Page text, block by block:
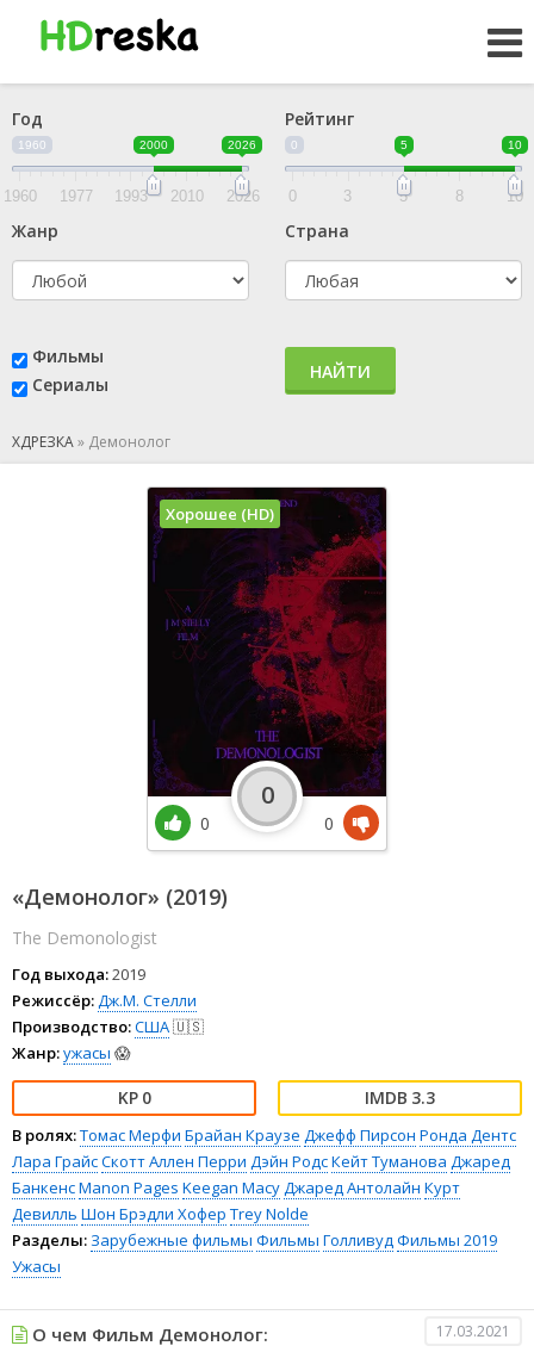
Год
1960 2000 2026
1960 1977 1993 2010 2026
Рейтинг
0 5 10
0 3 5 8 10
Жанр Страна
Фильмы
Сериалы
НАЙТИ
ХДРЕЗКА» Демонолог
«Демонолог» (2019)
The Demonologist
Год выхода:2019
Режиссёр:Дж.М. Стелли
Производство:США🇺🇸
Жанр:ужасы 😱
0 3.3
В ролях:Томас Мерфи Брайан Краузе Джефф Пирсон Ронда Дентс
Лара ГрайсСкотт Аллен Перри Дэйн РодсКейт Туманова Джаред
БанкенсManon Pages Keegan MacyДжаред Антолайн Курт
Девилль Шон Брэдли Хофер Trey Nolde
Разделы: Зарубежные фильмы Фильмы ГолливудФильмы 2019
Ужасы
Хорошее (HD)
0
0
0
О чем Фильм Демонолог: 17.03.2021